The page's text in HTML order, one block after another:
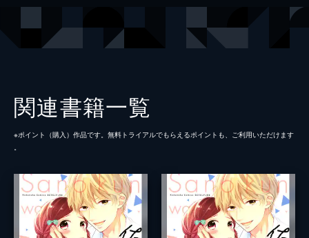
出版社
別冊フレンド
関連書籍一覧
※ポイント（購⼊）作品です。無料トライアルでもらえるポイントも、ご利⽤いただけます